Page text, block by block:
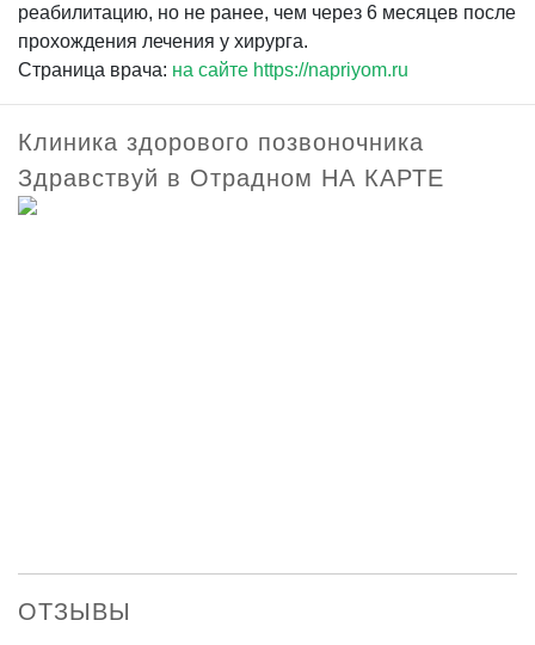
реабилитацию, но не ранее, чем через 6 месяцев после
прохождения лечения у хирурга.
Страница врача: на сайте https://napriyom.ru
Клиника здорового позвоночника
Здравствуй в Отрадном НА КАРТЕ
ОТЗЫВЫ